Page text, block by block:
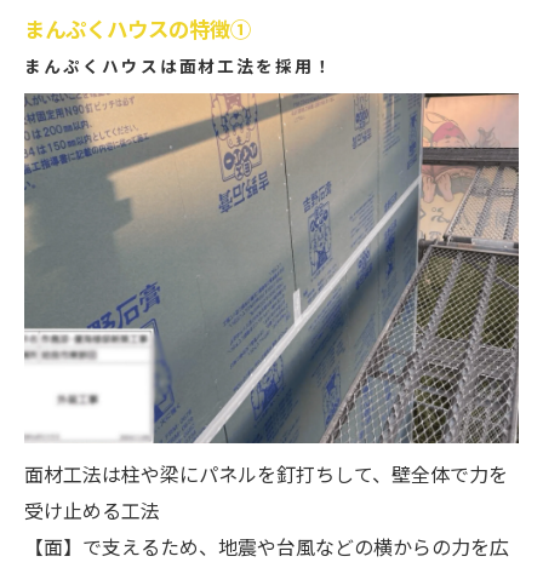
まんぷくハウスの特徴①
まんぷくハウスは面材工法を採用！
面材工法は柱や梁にパネルを釘打ちして、壁全体で力を
受け止める工法
【面】で支えるため、地震や台風などの横からの力を広